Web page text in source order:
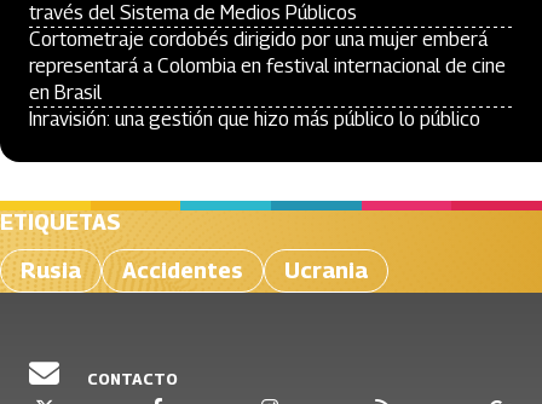
través del Sistema de Medios Públicos
Cortometraje cordobés dirigido por una mujer emberá
representará a Colombia en festival internacional de cine
en Brasil
Inravisión: una gestión que hizo más público lo público
ETIQUETAS
Rusia
Accidentes Ucrania
CONTACTO